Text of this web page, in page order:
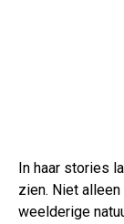
In haar stories
zien. Niet
weelderige